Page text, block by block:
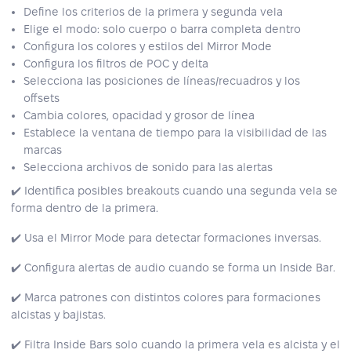
Define los criterios de la primera y segunda vela
Elige el modo: solo cuerpo o barra completa dentro
Configura los colores y estilos del Mirror Mode
Configura los filtros de POC y delta
Selecciona las posiciones de líneas/recuadros y los
offsets
Cambia colores, opacidad y grosor de línea
Establece la ventana de tiempo para la visibilidad de las
marcas
Selecciona archivos de sonido para las alertas
✔️ Identifica posibles breakouts cuando una segunda vela se
forma dentro de la primera.
✔️ Usa el Mirror Mode para detectar formaciones inversas.
✔️ Configura alertas de audio cuando se forma un Inside Bar.
✔️ Marca patrones con distintos colores para formaciones
alcistas y bajistas.
✔️ Filtra Inside Bars solo cuando la primera vela es alcista y el